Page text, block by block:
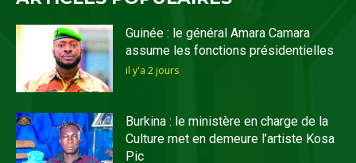
Guinée : le général Amara Camara
assume les fonctions présidentielles
il y'a 2 jours
Burkina : le ministère en charge de la
Culture met en demeure l’artiste Kosa
Pic